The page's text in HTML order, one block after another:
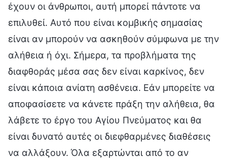
έχουν οι άνθρωποι, αυτή μπορεί πάντοτε να
επιλυθεί. Αυτό που είναι κομβικής σημασίας
είναι αν μπορούν να ασκηθούν σύμφωνα με την
αλήθεια ή όχι. Σήμερα, τα προβλήματα της
διαφθοράς μέσα σας δεν είναι καρκίνος, δεν
είναι κάποια ανίατη ασθένεια. Εάν μπορείτε να
αποφασίσετε να κάνετε πράξη την αλήθεια, θα
λάβετε το έργο του Αγίου Πνεύματος και θα
είναι δυνατό αυτές οι διεφθαρμένες διαθέσεις
να αλλάξουν. Όλα εξαρτώνται από το αν